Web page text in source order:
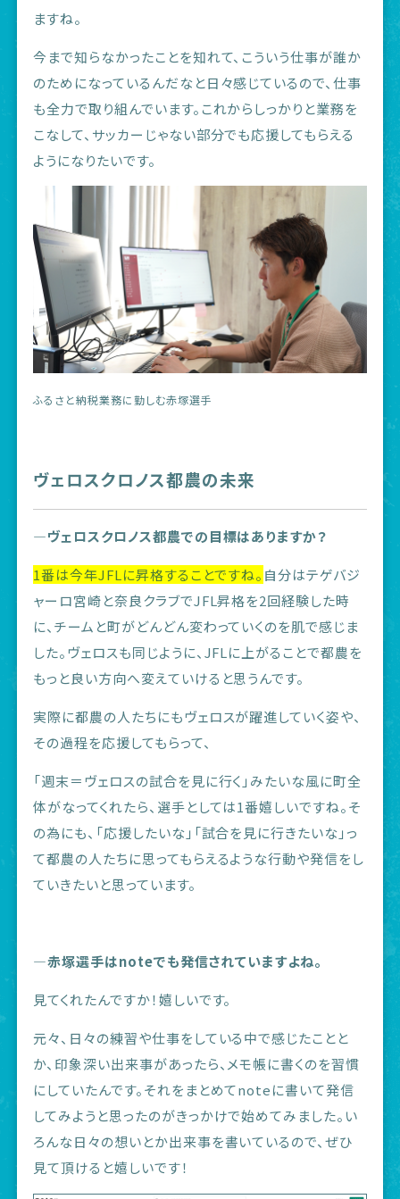
ますね。
今まで知らなかったことを知れて、こういう仕事が誰か
のためになっているんだなと日々感じているので、仕事
も全力で取り組んでいます。これからしっかりと業務を
こなして、サッカーじゃない部分でも応援してもらえる
ようになりたいです。
ふるさと納税業務に勤しむ赤塚選手
ヴェロスクロノス都農の未来
―ヴェロスクロノス都農での目標はありますか？
1番は今年JFLに昇格することですね。 自分はテゲバジ
ャーロ宮崎と奈良クラブでJFL昇格を2回経験した時
に、チームと町がどんどん変わっていくのを肌で感じま
した。ヴェロスも同じように、JFLに上がることで都農を
もっと良い方向へ変えていけると思うんです。
実際に都農の人たちにもヴェロスが躍進していく姿や、
その過程を応援してもらって、
「週末＝ヴェロスの試合を見に行く」みたいな風に町全
体がなってくれたら、選手としては1番嬉しいですね。そ
の為にも、「応援したいな」「試合を見に行きたいな」っ
て都農の人たちに思ってもらえるような行動や発信をし
ていきたいと思っています。
―赤塚選手はnoteでも発信されていますよね。
見てくれたんですか！嬉しいです。
元々、日々の練習や仕事をしている中で感じたことと
か、印象深い出来事があったら、メモ帳に書くのを習慣
にしていたんです。それをまとめてnoteに書いて発信
してみようと思ったのがきっかけで始めてみました。い
ろんな日々の想いとか出来事を書いているので、ぜひ
見て頂けると嬉しいです！